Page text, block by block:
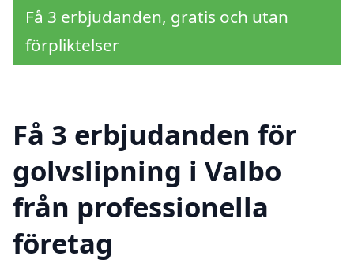
Få 3 erbjudanden, gratis och utan
förpliktelser
Få 3 erbjudanden för
golvslipning i Valbo
från professionella
företag